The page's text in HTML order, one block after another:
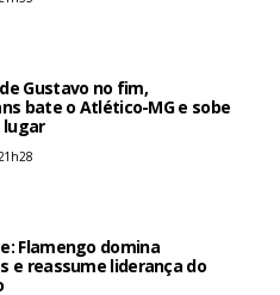
Gustavo no fim,
bate o Atlético-MG e sobe
lugar
Flamengo domina
e reassume liderança do